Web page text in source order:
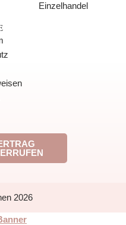
Einzelhandel
2026